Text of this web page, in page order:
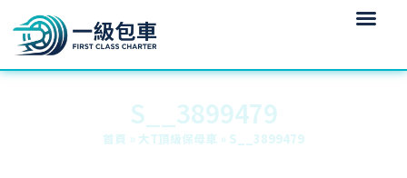
S__3899479
首頁 » 大T頂級保母車 » S__3899479